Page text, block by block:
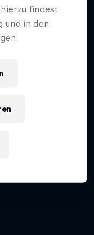
findest
und in den